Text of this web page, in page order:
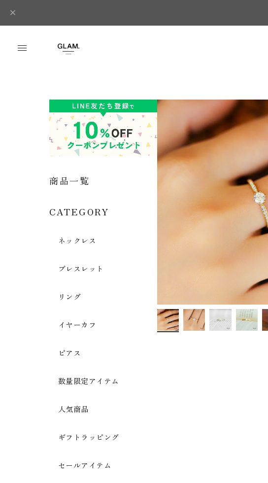
商品一覧
CATEGORY
ネックレス
ブレスレット
リング
イヤーカフ
ピアス
数量限定アイテム
人気商品
ギフトラッピング
セールアイテム